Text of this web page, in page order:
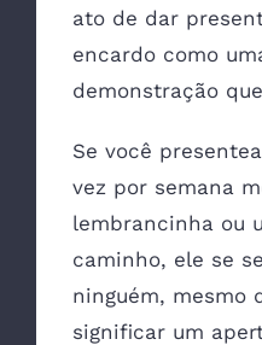
ato de dar
encardo como
demonstração
Se você
vez por semana
lembrancinha ou
caminho, ele se
ninguém, mesmo
significar um